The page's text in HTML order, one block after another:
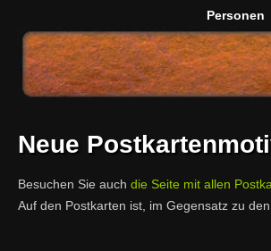
Personen
Neue
Besuchen Sie auch die Seite mit allen
Auf den Postkarten ist, im Gegensatz zu